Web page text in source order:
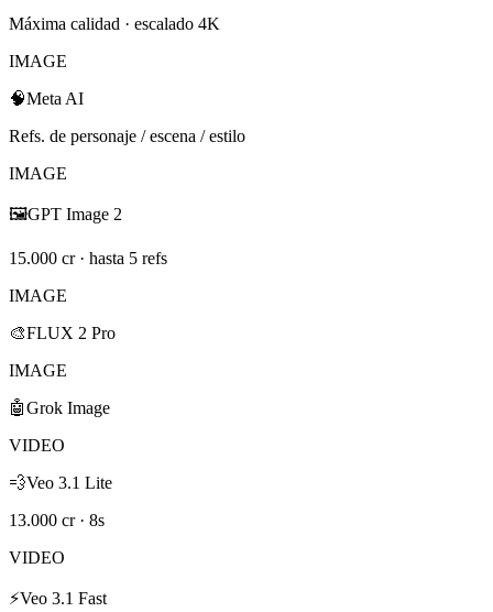
Máxima calidad · escalado 4K
IMAGE
🧠Meta AI
Refs. de personaje / escena / estilo
IMAGE
🖼️GPT Image 2
15.000 cr · hasta 5 refs
IMAGE
🎨FLUX 2 Pro
IMAGE
🤖Grok Image
VIDEO
💨Veo 3.1 Lite
13.000 cr · 8s
VIDEO
⚡Veo 3.1 Fast